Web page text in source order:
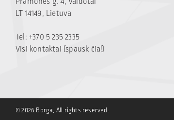
LT 14149, Lietuva
Tel: +370 5 235 2335
Visi kontaktai (spausk čia!)
© 2026 Borga, All rights reserved.